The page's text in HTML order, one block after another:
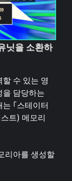
닛을 소환하
할 수 있는 영
담당하는
「스테이터
트) 메모리
리아를 생성할